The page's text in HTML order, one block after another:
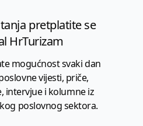
pretplatite se
HrTurizam
mogućnost svaki dan
vijesti, priče,
intervjue i kolumne iz
poslovnog sektora.